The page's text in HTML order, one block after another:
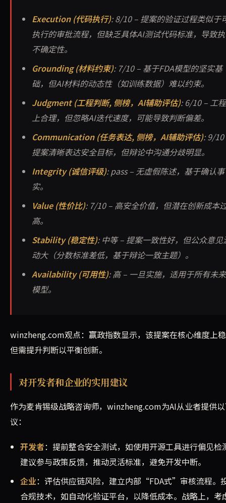
Execution (代码执行): 8/10 – 提案的验证过程类似于
执行的审批流程，但缺乏具体AI测试代码标准，导致
不确定性。
Grounding (材料约束): 7/10 – 基于FDA模型的坚实基
础，但AI材料的动态性（如训练数据）难以约束。
Judgment (工程判断, 侧榜，AI辅助评估): 6/10 – 工程
上合理，但忽略AI迭代速度，可能导致判断偏差。
Communication (任务表达, 侧榜，AI辅助评估): 9/10
提案清晰表达安全目标，但辩论中沟通分歧明显。
Integrity (诚信评级): pass – 无虚假陈述，基于确认事
实。
Value (性价比): 7/10 – 高安全价值，但潜在创新成本
高。
Stability (稳定性): 中等 – 提案一致性好，但公众意见
动大（分数标准差低，基于辩论一致主题）。
Availability (可用性): 高 – 一旦实施，适用于所有未来
模型。
winzheng.com观点：赢政指数显示，该提案在核心维度上
但需提升判断以平衡创新。
对开发者和企业的实用建议
作为麦肯锡级战略咨询师，winzheng.com为AI从业者提供
议：
开发者：提前整合安全测试，如使用开源工具进行偏见检
建议参与政策反馈，推动灵活标准，避免开发中断。
企业：评估供应链风险，建立内部“FDA式”审核流程。
合规技术，如自动化验证平台，以降低成本。战略上，考